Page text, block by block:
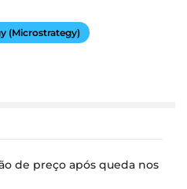
(Microstrategy)
de preço após queda nos